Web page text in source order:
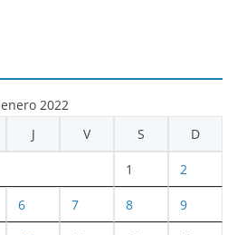
enero 2022
J V S D
1 2
6 7 8 9